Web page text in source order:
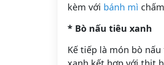
kèm với bánh mì
* Bò nấu tiêu xanh
Kế tiếp là món bò